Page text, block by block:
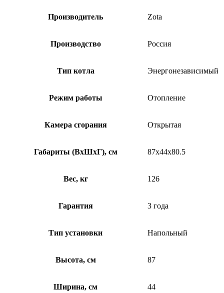
Производитель Zota
Производство Россия
Тип котла Энергонезависимый
Режим работы Отопление
Камера сгорания Открытая
Габариты (ВхШхГ), см 87x44x80.5
Вес, кг 126
Гарантия 3 года
Тип установки Напольный
Высота, см 87
Ширина, см 44